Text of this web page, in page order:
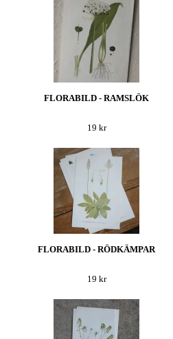
FLORABILD - RAMSLÖK
19 kr
FLORABILD - RÖDKÄMPAR
19 kr